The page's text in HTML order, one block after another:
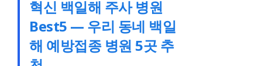
혁신 백일해 주사 병원
Best5 — 우리 동네 백일
해 예방접종 병원 5곳 추